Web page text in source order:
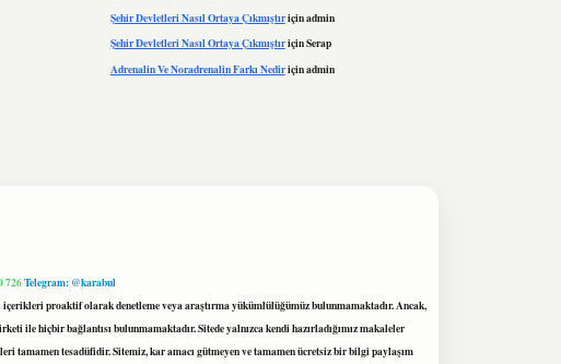
Şehir Devletleri Nasıl Ortaya Çıkmıştıriçinadmin
Şehir Devletleri Nasıl Ortaya ÇıkmıştıriçinSerap
Adrenalin Ve Noradrenalin Farkı Nediriçinadmin
726Telegram: @karabul
proaktif olarak denetleme veya araştırma yükümlülüğümüz bulunmamaktadır. Ancak,
ile hiçbir bağlantısı bulunmamaktadır. Sitede yalnızca kendi hazırladığımız makaleler
tamamen tesadüfidir. Sitemiz, kar amacı gütmeyen ve tamamen ücretsiz bir bilgi paylaşım